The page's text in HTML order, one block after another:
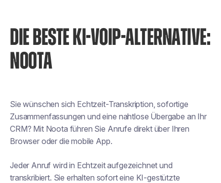
DIE BESTE KI-VOIP-ALTERNATIVE:
NOOTA
Sie wünschen sich Echtzeit-Transkription, sofortige
Zusammenfassungen und eine nahtlose Übergabe an Ihr
CRM? Mit Noota führen Sie Anrufe direkt über Ihren
Browser oder die mobile App.
Jeder Anruf wird in Echtzeit aufgezeichnet und
transkribiert. Sie erhalten sofort eine KI-gestützte